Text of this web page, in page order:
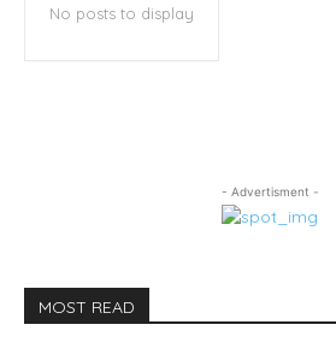
No posts to display
- Advertisment -
MOST READ